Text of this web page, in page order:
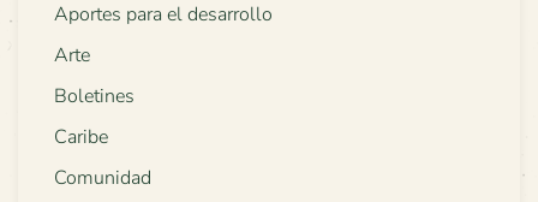
Aportes para el desarrollo
Arte
Boletines
Caribe
Comunidad